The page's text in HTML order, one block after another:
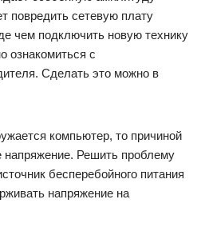
повредить сетевую плату
чем подключить новую технику
ознакомиться с
Сделать это можно в
компьютер, то причиной
Решить проблему
бесперебойного питания
напряжение на